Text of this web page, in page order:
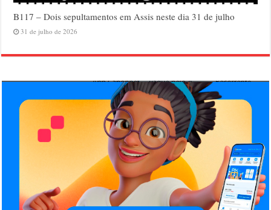
B117 – Dois sepultamentos em Assis neste dia 31 de julho
31 de julho de 2026